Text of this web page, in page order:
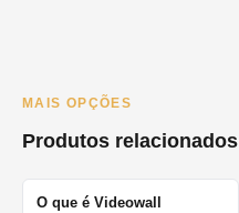
MAIS OPÇÕES
Produtos relacionados
O que é Videowall